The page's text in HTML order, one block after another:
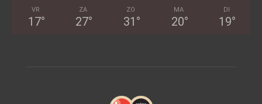
VR
17°
ZA
27°
ZO
31 °
MA
20°
DI
19°